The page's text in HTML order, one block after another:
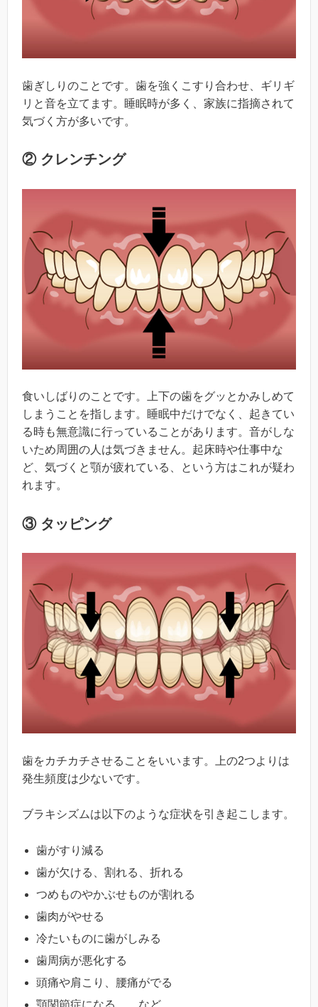
歯ぎしりのことです。歯を強くこすり合わせ、ギリギ
リと音を立てます。睡眠時が多く、家族に指摘されて
気づく方が多いです。
② クレンチング
食いしばりのことです。上下の歯をグッとかみしめて
しまうことを指します。睡眠中だけでなく、起きてい
る時も無意識に行っていることがあります。音がしな
いため周囲の人は気づきません。起床時や仕事中な
ど、気づくと顎が疲れている、という方はこれが疑わ
れます。
③ タッピング
歯をカチカチさせることをいいます。上の2つよりは
発生頻度は少ないです。
ブラキシズムは以下のような症状を引き起こします。
歯がすり減る
歯が欠ける、割れる、折れる
つめものやかぶせものが割れる
歯肉がやせる
冷たいものに歯がしみる
歯周病が悪化する
頭痛や肩こり、腰痛がでる
顎関節症になる など